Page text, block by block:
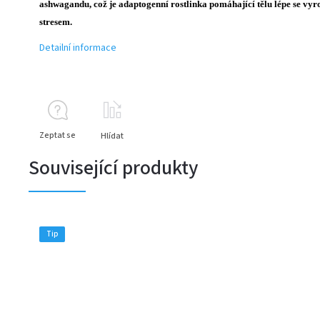
ashwagandu, což je adaptogenní rostlinka pomáhající tělu lépe se
stresem.
Detailní informace
Zeptat se Hlídat
Související produkty
Tip